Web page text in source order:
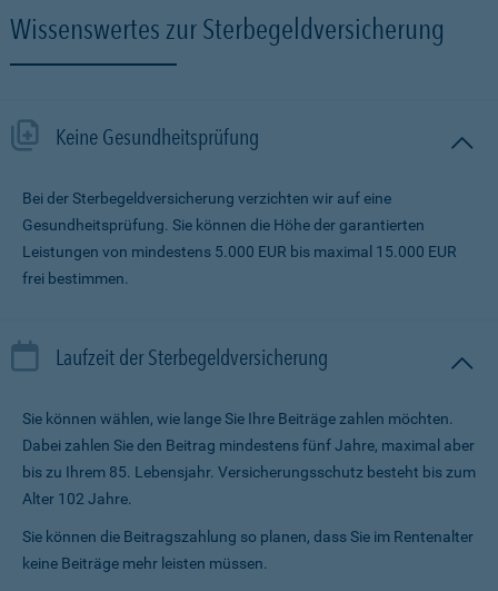
Wissenswertes zur Sterbegeldversicherung
Keine Gesundheitsprüfung
Bei der Sterbegeldversicherung verzichten wir auf eine
Gesundheitsprüfung. Sie können die Höhe der garantierten
Leistungen von mindestens 5.000 EUR bis maximal 15.000 EUR
frei bestimmen.
Laufzeit der Sterbegeldversicherung
Sie können wählen, wie lange Sie Ihre Beiträge zahlen möchten.
Dabei zahlen Sie den Beitrag mindestens fünf Jahre, maximal aber
bis zu Ihrem 85. Lebensjahr. Versicherungsschutz besteht bis zum
Alter 102 Jahre.
Sie können die Beitragszahlung so planen, dass Sie im Renten­alter
keine Beiträge mehr leisten müssen.